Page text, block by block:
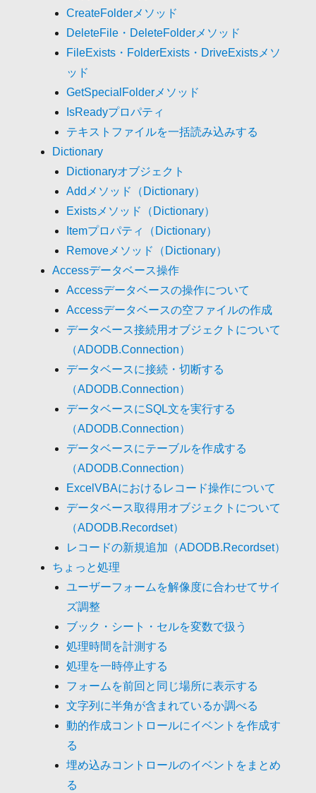
CreateFolderメソッド
DeleteFile・DeleteFolderメソッド
FileExists・FolderExists・DriveExistsメソ
ッド
GetSpecialFolderメソッド
IsReadyプロパティ
テキストファイルを一括読み込みする
Dictionary
Dictionaryオブジェクト
Addメソッド（Dictionary）
Existsメソッド（Dictionary）
Itemプロパティ（Dictionary）
Removeメソッド（Dictionary）
Accessデータベース操作
Accessデータベースの操作について
Accessデータベースの空ファイルの作成
データベース接続用オブジェクトについて
（ADODB.Connection）
データベースに接続・切断する
（ADODB.Connection）
データベースにSQL文を実行する
（ADODB.Connection）
データベースにテーブルを作成する
（ADODB.Connection）
ExcelVBAにおけるレコード操作について
データベース取得用オブジェクトについて
（ADODB.Recordset）
レコードの新規追加（ADODB.Recordset）
ちょっと処理
ユーザーフォームを解像度に合わせてサイ
ズ調整
ブック・シート・セルを変数で扱う
処理時間を計測する
処理を一時停止する
フォームを前回と同じ場所に表示する
文字列に半角が含まれているか調べる
動的作成コントロールにイベントを作成す
る
埋め込みコントロールのイベントをまとめ
る